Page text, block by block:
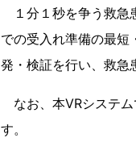
１分１秒を争う救急
での受入れ準備の最短
発・検証を行い、救急
なお、本VRシステム
す。